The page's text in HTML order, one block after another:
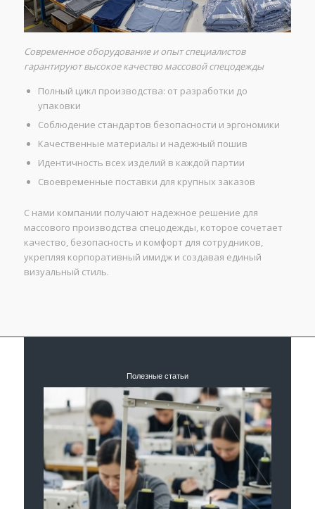
Современное оборудование и опыт специалистов
гарантируют высокое качество массовой спецодежды
Полный цикл производства: от разработки до
упаковки
Соблюдение стандартов безопасности и эргономики
Качественные материалы и надежный пошив
Идентичность всех изделий в каждой партии
Своевременные поставки для крупных заказов
С нами компании получают надежное решение для
массового производства спецодежды, которое сочетает
качество, безопасность и комфорт для сотрудников,
укрепляя корпоративный имидж и создавая единый
визуальный стиль.
Полезные статьи